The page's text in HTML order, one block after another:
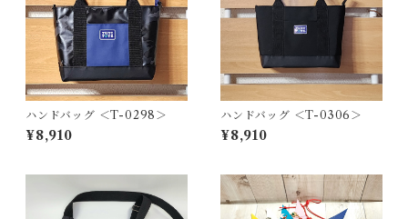
ハンドバッグ ＜T-0298＞
¥8,910
ハンドバッグ ＜T-0306＞
¥8,910